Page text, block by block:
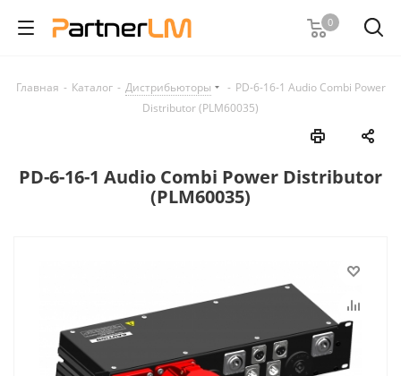
0
Главная - Каталог - Дистрибьюторы - PD-6-16-1 Audio Combi Power
Distributor (PLM60035)
PD-6-16-1 Audio Combi Power Distributor
(PLM60035)